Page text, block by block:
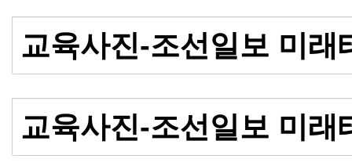
교육사진-조선일보 미
교육사진-조선일보 미